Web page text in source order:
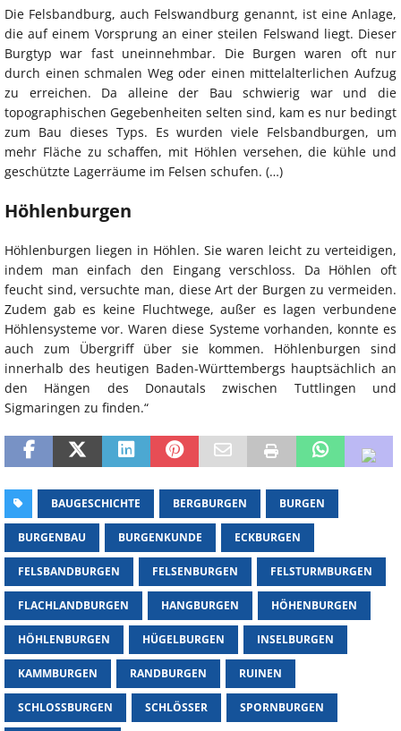
Die Felsbandburg, auch Felswandburg genannt, ist eine Anlage,
die auf einem Vorsprung an einer steilen Felswand liegt. Dieser
Burgtyp war fast uneinnehmbar. Die Burgen waren oft nur
durch einen schmalen Weg oder einen mittelalterlichen Aufzug
zu erreichen. Da alleine der Bau schwierig war und die
topographischen Gegebenheiten selten sind, kam es nur bedingt
zum Bau dieses Typs. Es wurden viele Felsbandburgen, um
mehr Fläche zu schaffen, mit Höhlen versehen, die kühle und
geschützte Lagerräume im Felsen schufen. (…)
Höhlenburgen
Höhlenburgen liegen in Höhlen. Sie waren leicht zu verteidigen,
indem man einfach den Eingang verschloss. Da Höhlen oft
feucht sind, versuchte man, diese Art der Burgen zu vermeiden.
Zudem gab es keine Fluchtwege, außer es lagen verbundene
Höhlensysteme vor. Waren diese Systeme vorhanden, konnte es
auch zum Übergriff über sie kommen. Höhlenburgen sind
innerhalb des heutigen Baden-Württembergs hauptsächlich an
den Hängen des Donautals zwischen Tuttlingen und
Sigmaringen zu finden.“
BAUGESCHICHTE BERGBURGEN BURGEN
BURGENBAU BURGENKUNDE ECKBURGEN
FELSBANDBURGEN FELSENBURGEN FELSTURMBURGEN
FLACHLANDBURGEN HANGBURGEN HÖHENBURGEN
HÖHLENBURGEN HÜGELBURGEN INSELBURGEN
KAMMBURGEN RANDBURGEN RUINEN
SCHLOSSBURGEN SCHLÖSSER SPORNBURGEN